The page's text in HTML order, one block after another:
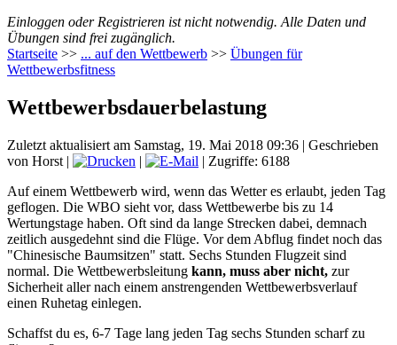
Einloggen oder Registrieren ist nicht notwendig. Alle Daten und
Übungen sind frei zugänglich.
Startseite >> ... auf den Wettbewerb >> Übungen für
Wettbewerbsfitness
Wettbewerbsdauerbelastung
Zuletzt aktualisiert am Samstag, 19. Mai 2018 09:36 | Geschrieben
von Horst | |
| Zugriffe: 6188
Auf einem Wettbewerb wird, wenn das Wetter es erlaubt, jeden Tag
geflogen. Die WBO sieht vor, dass Wettbewerbe bis zu 14
Wertungstage haben. Oft sind da lange Strecken dabei, demnach
zeitlich ausgedehnt sind die Flüge. Vor dem Abflug findet noch das
"Chinesische Baumsitzen" statt. Sechs Stunden Flugzeit sind
normal. Die Wettbewerbsleitung kann, muss aber nicht, zur
Sicherheit aller nach einem anstrengenden Wettbewerbsverlauf
einen Ruhetag einlegen.
Schaffst du es, 6-7 Tage lang jeden Tag sechs Stunden scharf zu